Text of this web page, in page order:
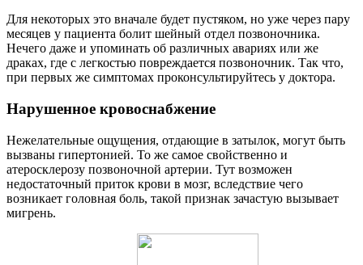
Для некоторых это вначале будет пустяком, но уже через пару
месяцев у пациента болит шейный отдел позвоночника.
Нечего даже и упоминать об различных авариях или же
драках, где с легкостью повреждается позвоночник. Так что,
при первых же симптомах проконсультируйтесь у доктора.
Нарушенное кровоснабжение
Нежелательные ощущения, отдающие в затылок, могут быть
вызваны гипертонией. То же самое свойственно и
атеросклерозу позвоночной артерии. Тут возможен
недостаточный приток крови в мозг, вследствие чего
возникает головная боль, такой признак зачастую вызывает
мигрень.